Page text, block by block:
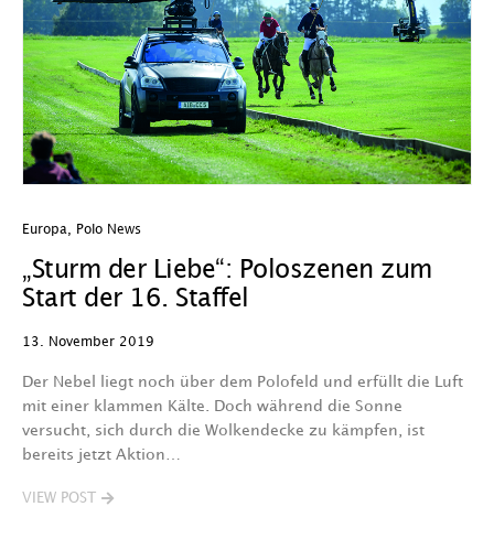
Europa Polo News
„Sturm der Liebe“: Poloszenen zum
Start der 16. Staffel
13. November 2019
Der Nebel liegt noch über dem Polofeld und erfüllt die Luft
mit einer klammen Kälte. Doch während die Sonne
versucht, sich durch die Wolkendecke zu kämpfen, ist
bereits jetzt Aktion…
VIEW POST